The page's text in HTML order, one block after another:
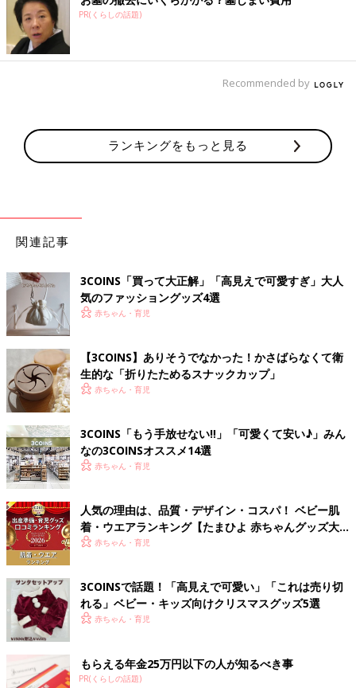
PR(くらしの話題)
Recommended by
ランキングをもっと見る
関連記事
3COINS「買って大正解」「高見えで可愛すぎ」大人
気のファッショングッズ4選
赤ちゃん・育児
【3COINS】ありそうでなかった！かさばらなくて衛
生的な「折りたためるスナックカップ」
赤ちゃん・育児
3COINS「もう手放せない‼」「可愛くて安い♪」みん
なの3COINSオススメ14選
赤ちゃん・育児
人気の理由は、品質・デザイン・コスパ！ ベビー肌
着・ウエアランキング【たまひよ 赤ちゃんグッズ大
賞2026】
赤ちゃん・育児
3COINSで話題！「高見えで可愛い」「これは売り切
れる」ベビー・キッズ向けクリスマスグッズ5選
赤ちゃん・育児
もらえる年金25万円以下の人が知るべき事
PR(くらしの話題)